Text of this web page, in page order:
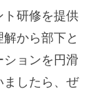
ト研修を提供
から部下と
ョンを円滑
ましたら、ぜ